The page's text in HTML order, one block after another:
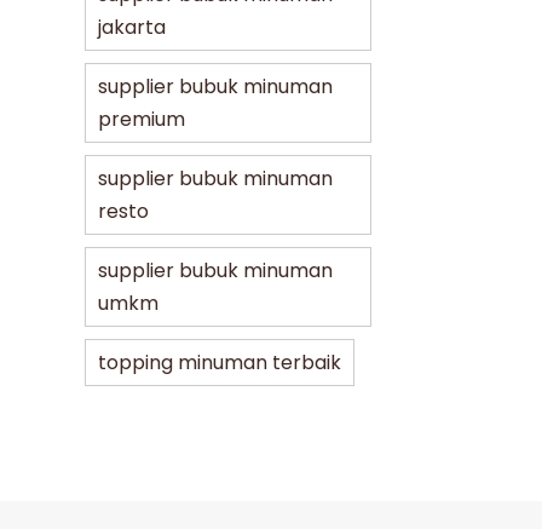
jakarta
supplier bubuk minuman
premium
supplier bubuk minuman
resto
supplier bubuk minuman
umkm
topping minuman terbaik